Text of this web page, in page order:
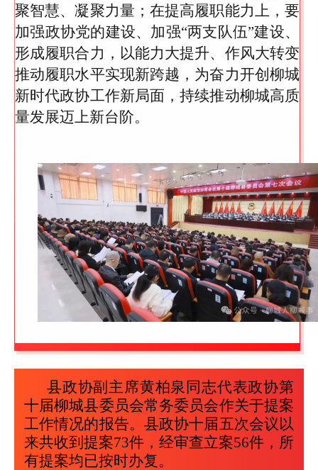
聚智慧、凝聚力量；在提高履职能力上，要
加强政协党的建设、加强“两支队伍”建设、
形成履职合力，以能力大提升、作风大转变
推动履职水平实现新跨越，为奋力开创柳城
新时代政协工作新局面，持续推动柳城高质
量发展迈上新台阶。
县政协副主席黄柏泉同志代表政协第
十届柳城县委员会常务委员会作关于提案
工作情况的报告。县政协十届五次会议以
来共收到提案73件，经审查立案56件，所
有提案均已按时办复。